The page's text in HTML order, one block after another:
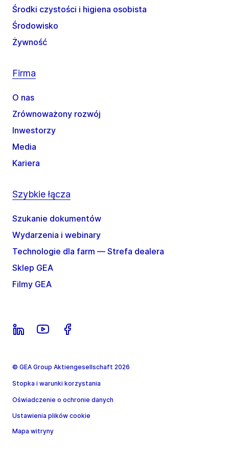
Środki czystości i higiena osobista
Środowisko
Żywność
Firma
O nas
Zrównoważony rozwój
Inwestorzy
Media
Kariera
Szybkie łącza
Szukanie dokumentów
Wydarzenia i webinary
Technologie dla farm — Strefa dealera
Sklep GEA
Filmy GEA
© GEA Group Aktiengesellschaft 2026
Stopka i warunki korzystania
Oświadczenie o ochronie danych
Ustawienia plików cookie
Mapa witryny